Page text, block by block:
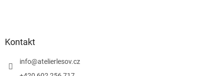
Kontakt
info@atelierlesov.cz